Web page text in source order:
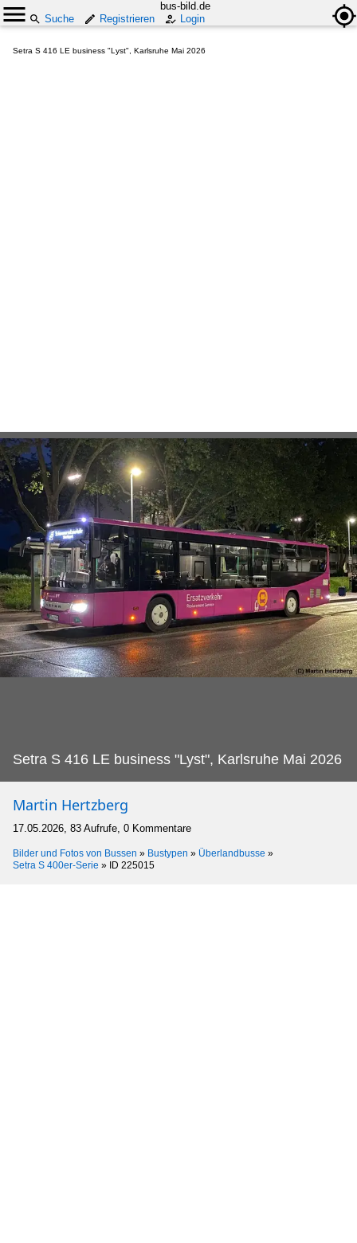
bus-bild.de
Suche
Registrieren Login
Setra S 416 LE business "Lyst", Karlsruhe Mai 2026
Setra S 416 LE business "Lyst", Karlsruhe Mai 2026
Martin Hertzberg
17.05.2026, 83 Aufrufe, 0 Kommentare
Bilder und Fotos von Bussen » Bustypen » Überlandbusse »
Setra S 400er-Serie » ID 225015